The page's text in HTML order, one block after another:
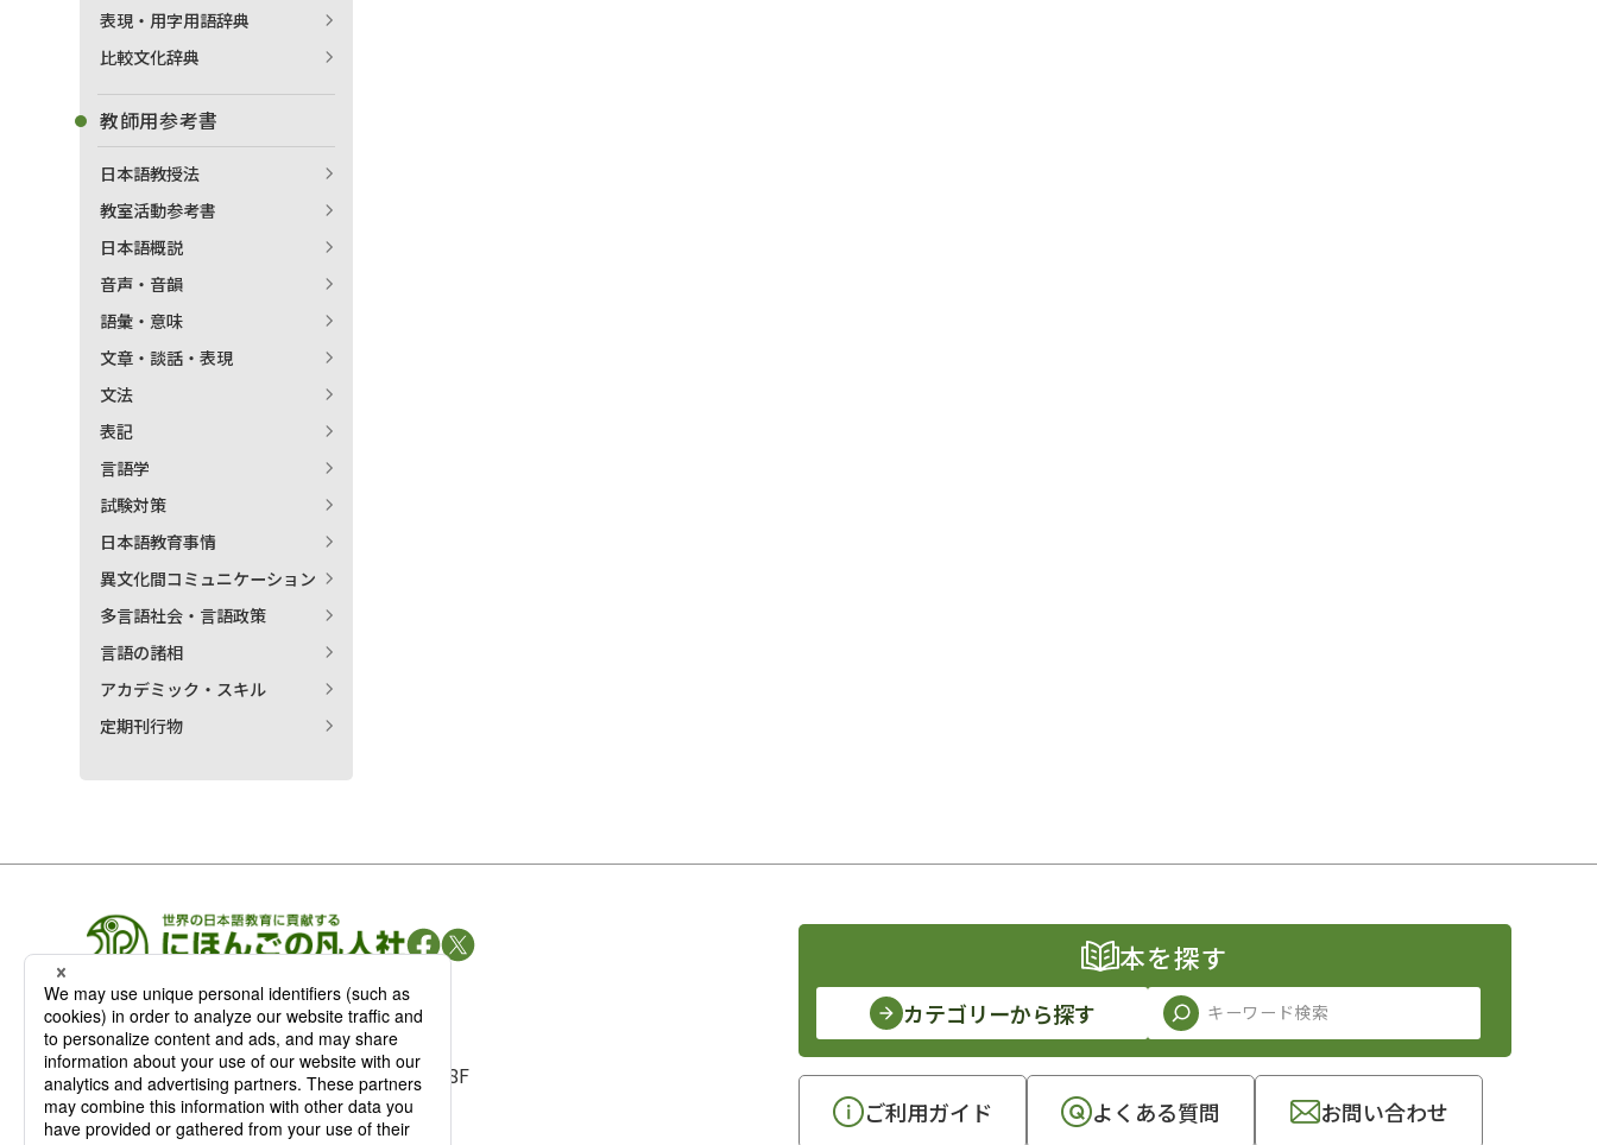
表現・用字用語辞典
比較文化辞典
教師用参考書
日本語教授法
教室活動参考書
日本語概説
音声・音韻
語彙・意味
文章・談話・表現
文法
表記
言語学
試験対策
日本語教育事情
異文化間コミュニケーション
多言語社会・言語政策
言語の諸相
アカデミック・スキル
定期刊行物
凡人社の出版情報
〒102-0093 東京都千代田区平河町 1-3-13 8F
TEL：03-3263-3959／FAX：03-3263-3116
本を探す
カテゴリーから探す
ご利用ガイド よくある質問 お問い合わせ